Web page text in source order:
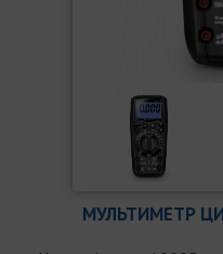
МУЛЬТИМЕТР